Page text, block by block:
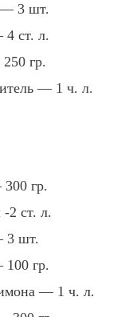
3 шт.
ст. л.
гр.
— 1 ч. л.
гр.
2 ст. л.
3 шт.
гр.
— 1 ч. л.